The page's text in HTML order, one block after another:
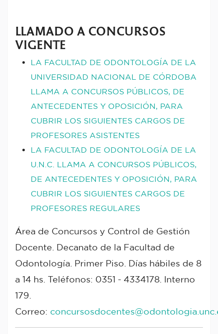
LLAMADO A CONCURSOS
VIGENTE
LA FACULTAD DE ODONTOLOGÍA DE LA
UNIVERSIDAD NACIONAL DE CÓRDOBA
LLAMA A CONCURSOS PÚBLICOS, DE
ANTECEDENTES Y OPOSICIÓN, PARA
CUBRIR LOS SIGUIENTES CARGOS DE
PROFESORES ASISTENTES
LA FACULTAD DE ODONTOLOGÍA DE LA
U.N.C. LLAMA A CONCURSOS PÚBLICOS,
DE ANTECEDENTES Y OPOSICIÓN, PARA
CUBRIR LOS SIGUIENTES CARGOS DE
PROFESORES REGULARES
Área de Concursos y Control de Gestión
Docente. Decanato de la Facultad de
Odontología. Primer Piso. Días hábiles de 8
a 14 hs. Teléfonos: 0351 - 4334178. Interno
179.
Correo: